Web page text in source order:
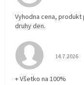
Vyhodna cena,
druhy den.
14.7.2026
+ Všetko na 100%